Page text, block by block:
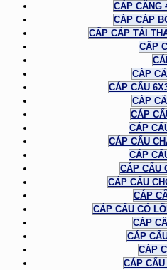
CÁP CĂNG
CÁP CÁP
CẤP CÁP TẢI
CẤP
CÁP
CÁP CẨU
CÁP
CÁP
CÁP
CÁP CẨU
CÁP
CÁP CẨU
CÁP CẨU
CÁP
CÁP CẨU CÓ
CÁP
CÁP
CÁP
CÁP